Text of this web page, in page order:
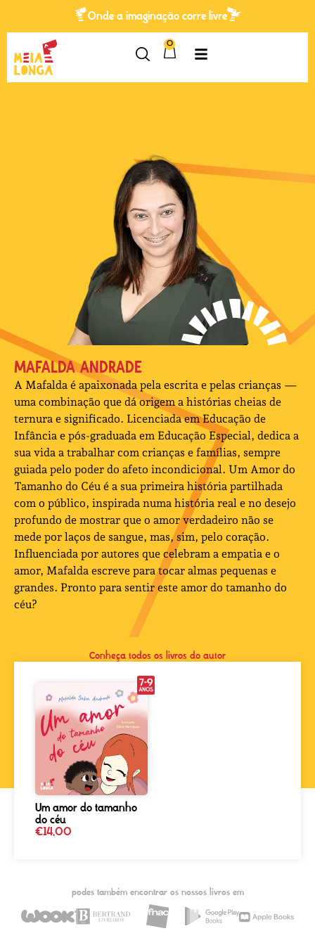
Onde a imaginação corre livre
0
MAFALDA ANDRADE
A Mafalda é apaixonada pela escrita e pelas crianças —
uma combinação que dá origem a histórias cheias de
ternura e significado. Licenciada em Educação de
Infância e pós-graduada em Educação Especial, dedica a
sua vida a trabalhar com crianças e famílias, sempre
guiada pelo poder do afeto incondicional. Um Amor do
Tamanho do Céu é a sua primeira história partilhada
com o público, inspirada numa história real e no desejo
profundo de mostrar que o amor verdadeiro não se
mede por laços de sangue, mas, sim, pelo coração.
Influenciada por autores que celebram a empatia e o
amor, Mafalda escreve para tocar almas pequenas e
grandes. Pronto para sentir este amor do tamanho do
céu?
Conheça todos os livros do autor
Um amor do tamanho
do céu
€14,00
podes também encontrar os nossos livros em